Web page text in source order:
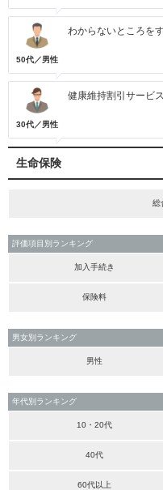
50代／男性
わからないところを
30代／男性
健康維持割引サービス
生命保険
総
評価項目別ランキング
加入手続き
保険料
男女別ランキング
男性
年代別ランキング
10・20代
40代
60代以上